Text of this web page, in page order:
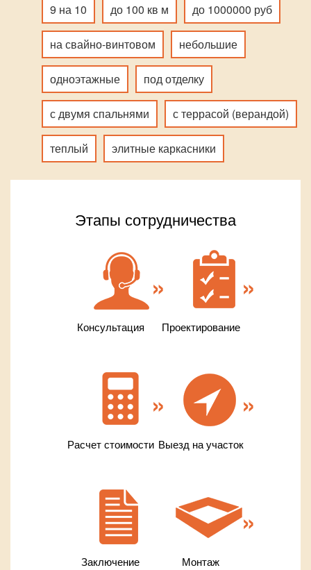
9 на 10 до 100 кв м до 1000000 руб
на свайно-винтовом небольшие
одноэтажные под отделку
с двумя спальнями с террасой (верандой)
теплый элитные каркасники
Этапы сотрудничества
Консультация Проектирование
Расчет стоимости Выезд на участок
Заключение
Монтаж